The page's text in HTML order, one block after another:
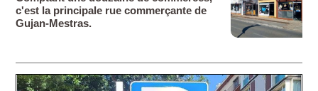
c'est la principale rue commerçante de
Gujan-Mestras.